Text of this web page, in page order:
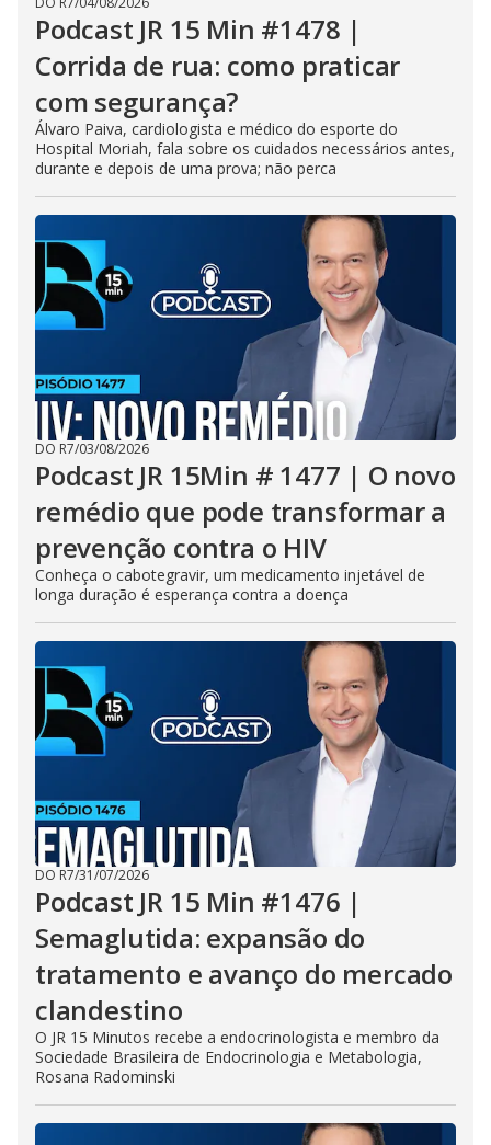
Podcast JR 15 Min #1478 |
Corrida de rua: como praticar
com segurança?
Álvaro Paiva, cardiologista e médico do esporte do
Hospital Moriah, fala sobre os cuidados necessários antes,
durante e depois de uma prova; não perca
DO R7/03/08/2026
Podcast JR 15Min # 1477 | O novo
remédio que pode transformar a
prevenção contra o HIV
Conheça o cabotegravir, um medicamento injetável de
longa duração é esperança contra a doença
DO R7/31/07/2026
Podcast JR 15 Min #1476 |
Semaglutida: expansão do
tratamento e avanço do mercado
clandestino
O JR 15 Minutos recebe a endocrinologista e membro da
Sociedade Brasileira de Endocrinologia e Metabologia,
Rosana Radominski